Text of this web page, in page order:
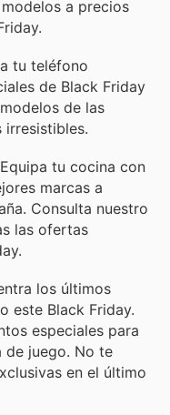
a precios
tu teléfono
de Black Friday
de las
irresistibles.
tu cocina con
marcas a
Consulta nuestro
las ofertas
los últimos
este Black Friday.
especiales para
de juego. No te
en el último